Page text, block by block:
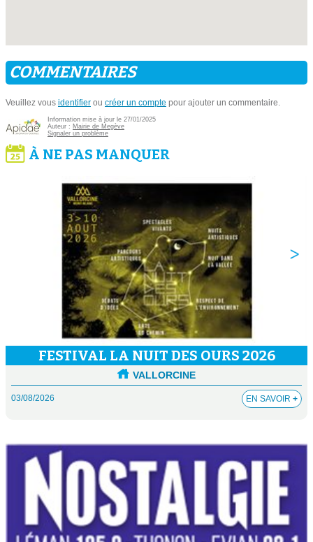
COMMENTAIRES
Veuillez vous identifier ou créer un compte pour ajouter un commentaire.
Information mise à jour le 27/01/2025
Auteur : Mairie de Megève
Signaler un problème
À NE PAS MANQUER
FESTIVAL LA NUIT DES OURS 2026
VALLORCINE
03/08/2026 EN SAVOIR +